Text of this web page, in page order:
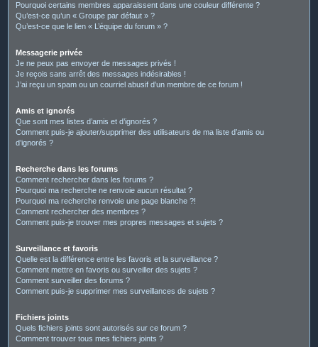
Pourquoi certains membres apparaissent dans une couleur différente ?
Qu’est-ce qu’un « Groupe par défaut » ?
Qu’est-ce que le lien « L’équipe du forum » ?
Messagerie privée
Je ne peux pas envoyer de messages privés !
Je reçois sans arrêt des messages indésirables !
J’ai reçu un spam ou un courriel abusif d’un membre de ce forum !
Amis et ignorés
Que sont mes listes d’amis et d’ignorés ?
Comment puis-je ajouter/supprimer des utilisateurs de ma liste d’amis ou
d’ignorés ?
Recherche dans les forums
Comment rechercher dans les forums ?
Pourquoi ma recherche ne renvoie aucun résultat ?
Pourquoi ma recherche renvoie une page blanche ?!
Comment rechercher des membres ?
Comment puis-je trouver mes propres messages et sujets ?
Surveillance et favoris
Quelle est la différence entre les favoris et la surveillance ?
Comment mettre en favoris ou surveiller des sujets ?
Comment surveiller des forums ?
Comment puis-je supprimer mes surveillances de sujets ?
Fichiers joints
Quels fichiers joints sont autorisés sur ce forum ?
Comment trouver tous mes fichiers joints ?